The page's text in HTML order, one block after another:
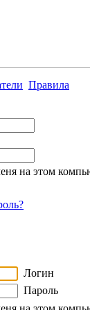
Правила
на этом
Логин
Пароль